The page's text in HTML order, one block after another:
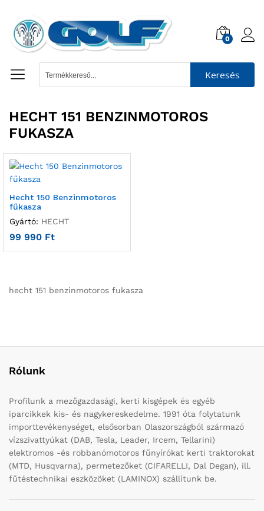
0
Keresés
HECHT 151 BENZINMOTOROS
FUKASZA
Hecht 150 Benzinmotoros
fűkasza
Gyártó: HECHT
99 990 Ft
hecht 151 benzinmotoros fukasza
Rólunk
Profilunk a mezőgazdasági, kerti kisgépek és egyéb
iparcikkek kis- és nagykereskedelme. 1991 óta folytatunk
importtevékenységet, elsősorban Olaszországból származó
vízszivattyúkat (DAB, Tesla, Leader, Ircem, Tellarini)
elektromos -és robbanómotoros fűnyírókat kerti traktorokat
(MTD, Husqvarna), permetezőket (CIFARELLI, Dal Degan), ill.
fűtéstechnikai eszközöket (LAMINOX) szállítunk be.